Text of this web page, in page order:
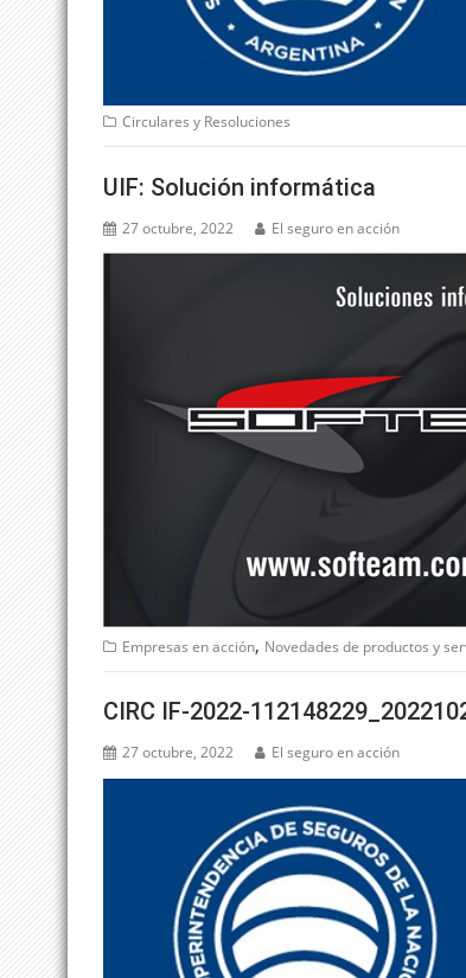
Circulares y Resoluciones
UIF: Solución informática
27 octubre, 2022 El seguro en acción
Empresas en acción, Novedades de productos y
CIRC IF-2022-
27 octubre, 2022 El seguro en acción